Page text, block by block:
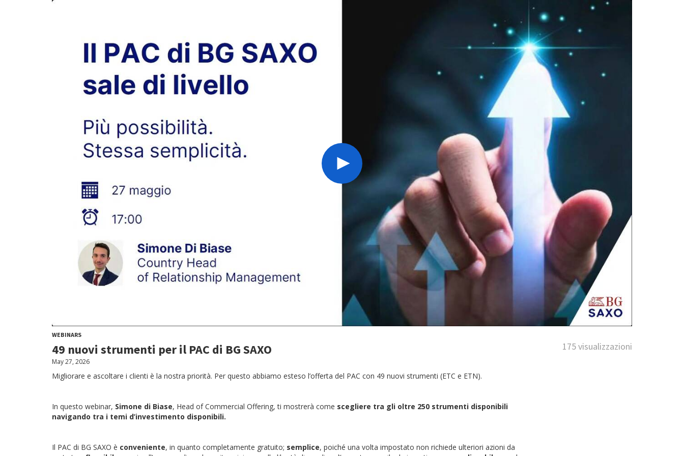
WEBINARS
49 nuovi strumenti per il PAC di BG SAXO 175 visualizzazioni
May 27, 2026
Migliorare e ascoltare i clienti è la nostra priorità. Per questo abbiamo esteso l’offerta del PAC con 49 nuovi strumenti (ETC e ETN).
In questo webinar, Simone di Biase, Head of Commercial Offering, ti mostrerà come scegliere tra gli oltre 250 strumenti disponibili
navigando tra i temi d’investimento disponibili.
Il PAC di BG SAXO è conveniente, in quanto completamente gratuito; semplice, poiché una volta impostato non richiede ulteriori azioni da